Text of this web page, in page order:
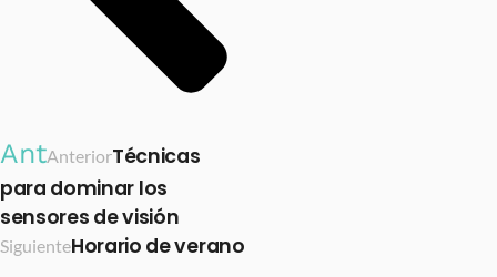
AntAnteriorTécnicas
para dominar los
sensores de visión
SiguienteHorario de verano